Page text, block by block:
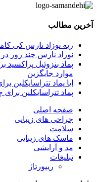
آخرین مطالب
ریه نوزاد نارس کی
نوزاد نارس چند روز
پماد بنزوئیل
موارد جایگزین
ایا پماد
پماد تتراسایکلین
صفحه اصلی
جراحی های زیبایی
سلامت
ماسک های زیبایی
مد و آرایشی
تبلیغات
ریپورتاژ